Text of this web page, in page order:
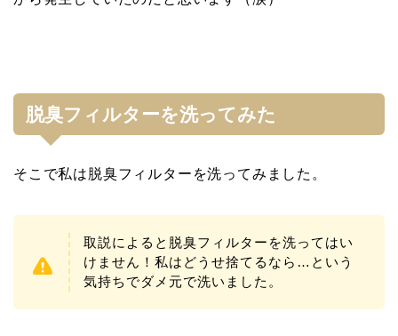
脱臭フィルターを洗ってみた
そこで私は脱臭フィルターを洗ってみました。
取説によると脱臭フィルターを洗ってはい
けません！私はどうせ捨てるなら…という
気持ちでダメ元で洗いました。